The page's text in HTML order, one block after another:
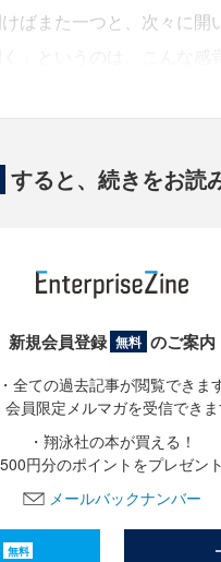
ばまた一つと、次々に
すると、続きをお読
新規会員登録 無料 のご案内
・全ての過去記事が閲覧できま
会員限定メルマガを受信でき
・翔泳社の本が買える！
500円分のポイントをプレゼント
メールバックナンバー
無料